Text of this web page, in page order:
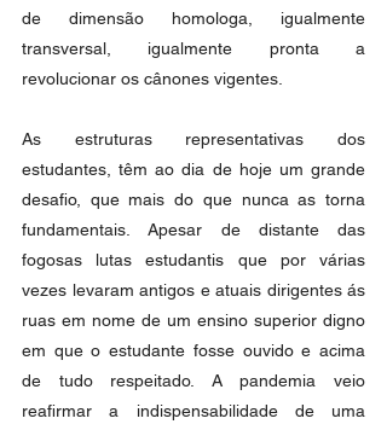
de dimensão homologa, igualmente
transversal, igualmente pronta a
revolucionar os cânones vigentes.
As estruturas representativas dos
estudantes, têm ao dia de hoje um grande
desafio, que mais do que nunca as torna
fundamentais. Apesar de distante das
fogosas lutas estudantis que por várias
vezes levaram antigos e atuais dirigentes ás
ruas em nome de um ensino superior digno
em que o estudante fosse ouvido e acima
de tudo respeitado. A pandemia veio
reafirmar a indispensabilidade de uma